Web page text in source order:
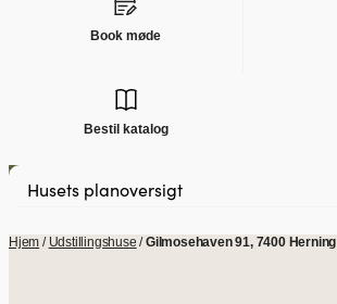
Book møde
Bestil katalog
Hjem / Udstillingshuse /Gilmosehaven 91, 7400 Herning